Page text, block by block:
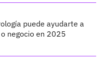
puede ayudarte a
negocio en 2025